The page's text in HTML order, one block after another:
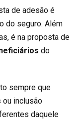
de adesão é
do seguro. Além
é na proposta de
do
sempre que
ou inclusão
daquele